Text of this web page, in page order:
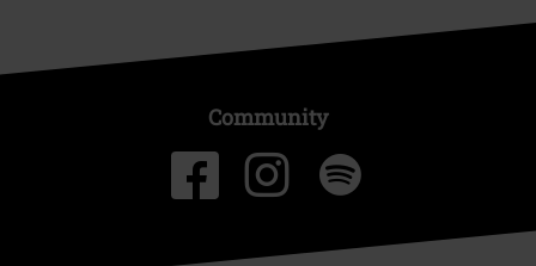
Community